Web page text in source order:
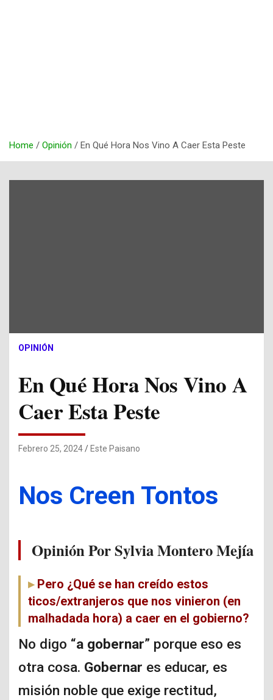
Home Opinión En Qué Hora Nos Vino A Caer Esta Peste
OPINIÓN
En Qué Hora Nos Vino A
Caer Esta Peste
Febrero 25, 2024 Este Paisano
Nos Creen Tontos
Opinión Por Sylvia Montero Mejía
Pero ¿Qué se han creído estos
ticos/extranjeros que nos vinieron (en
malhadada hora) a caer en el gobierno?
No digo “a gobernar” porque eso es
otra cosa. Gobernar es educar, es
misión noble que exige rectitud,